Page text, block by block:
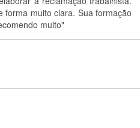
muito clara. Sua formação
muito"